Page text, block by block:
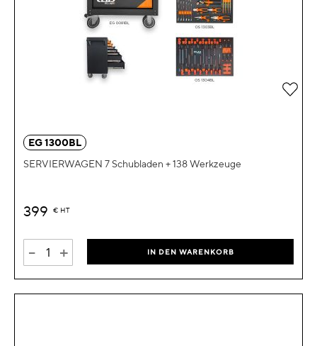
EG 1300BL
SERVIERWAGEN 7 Schubladen + 138 Werkzeuge
399 € HT
- + IN DEN WARENKORB
Zur